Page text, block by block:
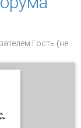
Гость (не